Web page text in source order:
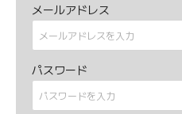
メールアドレス
パスワード